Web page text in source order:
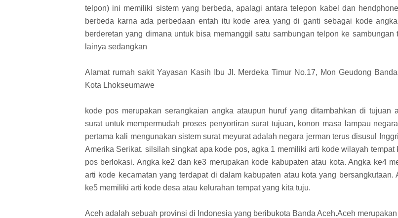
telpon) ini memiliki sistem yang berbeda, apalagi antara telepon kabel dan
berbeda karna ada perbedaan entah itu kode area yang di ganti sebagai kode
berderetan yang dimana untuk bisa memanggil satu sambungan telpon ke sambungan
lainya sedangkan
Alamat rumah sakit Yayasan Kasih Ibu Jl. Merdeka Timur No.17, Mon Geudong
Kota Lhokseumawe
kode pos merupakan serangkaian angka ataupun huruf yang ditambahkan di tujuan
surat untuk mempermudah proses penyortiran surat tujuan, konon masa lampau
pertama kali mengunakan sistem surat meyurat adalah negara jerman terus disusul
Amerika Serikat. silsilah singkat apa kode pos, agka 1 memiliki arti kode wilayah tempat
pos berlokasi. Angka ke2 dan ke3 merupakan kode kabupaten atau kota. Angka ke4
arti kode kecamatan yang terdapat di dalam kabupaten atau kota yang bersangkutaan.
ke5 memiliki arti kode desa atau kelurahan tempat yang kita tuju.
Aceh adalah sebuah provinsi di Indonesia yang beribukota Banda Aceh.Aceh